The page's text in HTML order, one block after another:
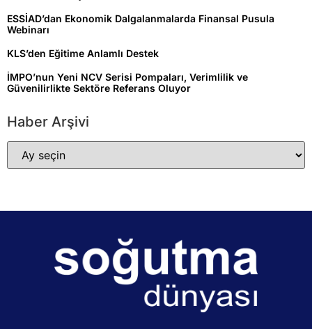
ESSİAD’dan Ekonomik Dalgalanmalarda Finansal Pusula
Webinarı
KLS’den Eğitime Anlamlı Destek
İMPO’nun Yeni NCV Serisi Pompaları, Verimlilik ve
Güvenilirlikte Sektöre Referans Oluyor
Haber Arşivi